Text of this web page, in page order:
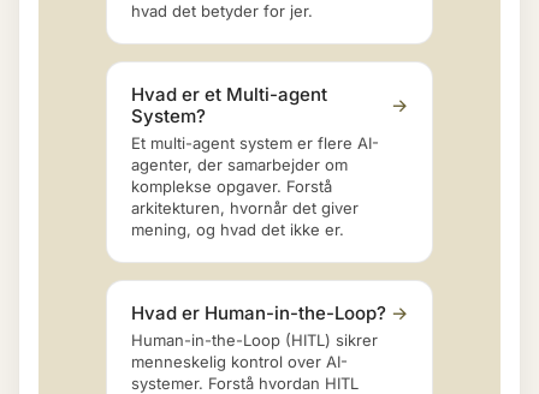
hvad det betyder for jer.
Hvad er et Multi-agent
System?
→
Et multi-agent system er flere AI-
agenter, der samarbejder om
komplekse opgaver. Forstå
arkitekturen, hvornår det giver
mening, og hvad det ikke er.
Hvad er Human-in-the-Loop? →
Human-in-the-Loop (HITL) sikrer
menneskelig kontrol over AI-
systemer. Forstå hvordan HITL